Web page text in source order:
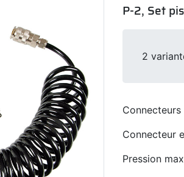
P-2, Set
2
Connecteur
Pression